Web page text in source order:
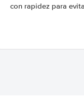
con rapidez para